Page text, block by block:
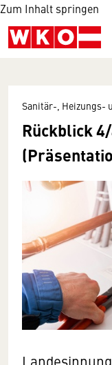
Zum Inhalt springen
Sanitär-, Heizungs-
Rückblick